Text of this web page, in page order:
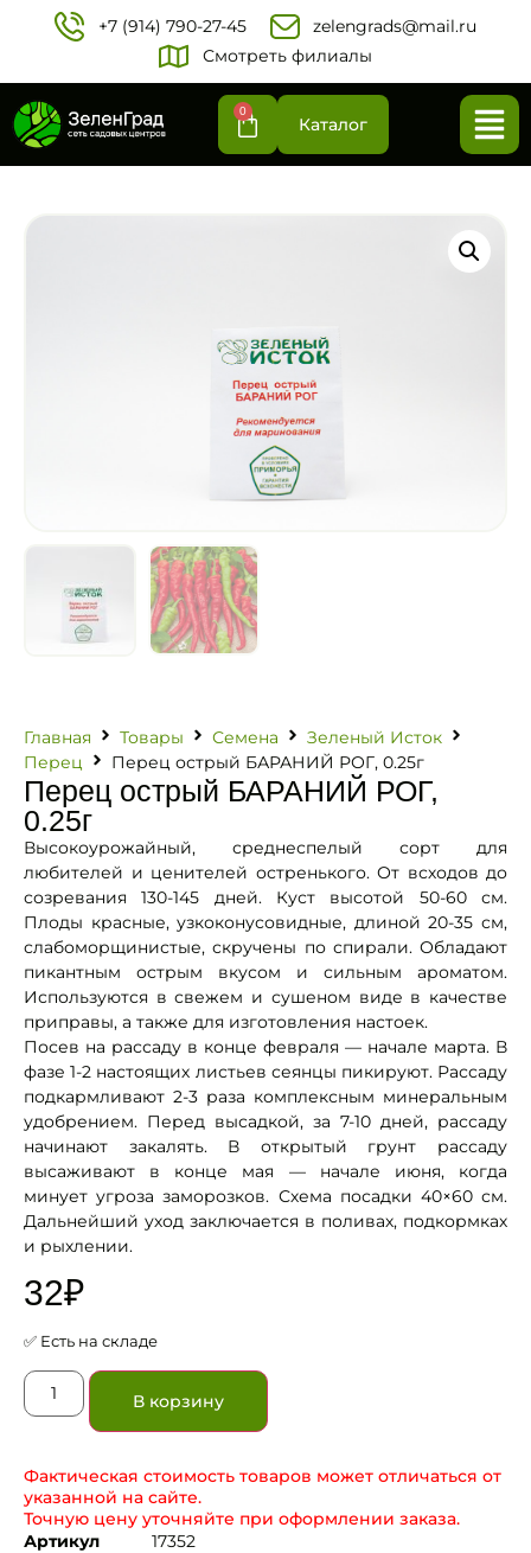
+7 (914) 790-27-45‬
zelengrads@mail.ru
Смотреть филиалы
0
Каталог
Главная Товары Семена
Зеленый Исток
Перец
Перец острый БАРАНИЙ РОГ, 0.25г
Перец острый БАРАНИЙ РОГ,
0.25г
Высокоурожайный, среднеспелый сорт для
любителей и ценителей остренького. От всходов до
созревания 130-145 дней. Куст высотой 50-60 см.
Плоды красные, узкоконусовидные, длиной 20-35 см,
слабоморщинистые, скручены по спирали. Обладают
пикантным острым вкусом и сильным ароматом.
Используются в свежем и сушеном виде в качестве
приправы, а также для изготовления настоек.
Посев на рассаду в конце февраля — начале марта. В
фазе 1-2 настоящих листьев сеянцы пикируют. Рассаду
подкармливают 2-3 раза комплексным минеральным
удобрением. Перед высадкой, за 7-10 дней, рассаду
начинают закалять. В открытый грунт рассаду
высаживают в конце мая — начале июня, когда
минует угроза заморозков. Схема посадки 40×60 см.
Дальнейший уход заключается в поливах, подкормках
и рыхлении.
32₽
✅ Есть на складе
В корзину
Фактическая стоимость товаров может отличаться от
указанной на сайте.
Точную цену уточняйте при оформлении заказа.
Артикул
17352